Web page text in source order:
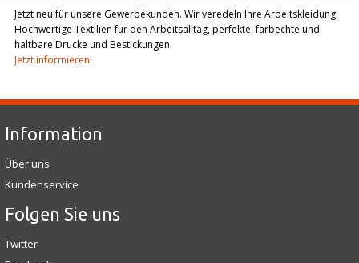
Jetzt neu für unsere Gewerbekunden. Wir veredeln Ihre Arbeitskleidung.
Hochwertige Textilien für den Arbeitsalltag, perfekte, farbechte und
haltbare Drucke und Bestickungen.
Jetzt informieren!
Information
Über uns
Kundenservice
Folgen Sie uns
Twitter